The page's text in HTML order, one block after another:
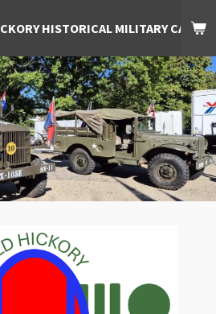
HISTORICAL MILITARY CAR